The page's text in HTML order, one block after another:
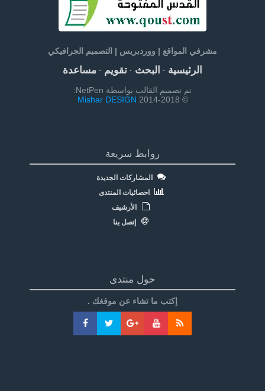
مشرفي المواقع | ووردبريس | التصميم الجرافيكي
الرئيسية· البحث· تقويم· مساعدة
تم تصميم القالب بواسطة NetPen:
© 2014-2018
Mishar DESIGN
روابط سريعة
المشاركات الجديدة
احصائيات المنتدى
الأرشيف
إتصل بنا
حول منتدى
إكتب ما تشاء عن موقغك .